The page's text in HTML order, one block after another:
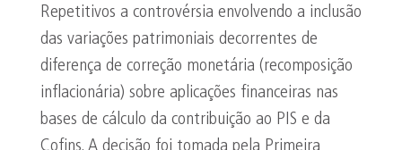
Repetitivos a controvérsia envolvendo a inclusão
das variações patrimoniais decorrentes de
diferença de correção monetária (recomposição
inflacionária) sobre aplicações financeiras nas
bases de cálculo da contribuição ao PIS e da
Cofins. A decisão foi tomada pela Primeira